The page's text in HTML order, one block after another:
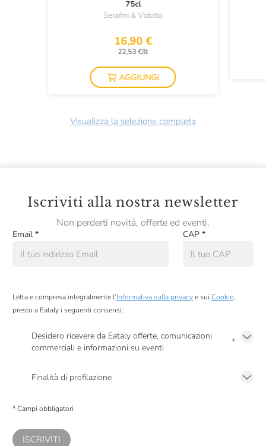
75cl
Serafini & Vidotto
16,90 €
22,53 €/lt
AGGIUNGI
Visualizza la selezione completa
Iscriviti alla nostra newsletter
Non perderti novità, offerte ed eventi.
Email * CAP *
Letta e compresa integralmente l’Informativa sulla privacye sui Cookie,
presto a Eataly i seguenti consensi:
Desidero ricevere da Eataly offerte, comunicazioni
commerciali e informazioni su eventi
*
Finalità di profilazione
comunicazioni commerciali personalizzate, in caso di consenso prestato ai
* Campi obbligatori
ISCRIVITI